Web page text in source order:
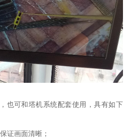
也可和塔机系统配套使用，具有如下
证画面清晰；